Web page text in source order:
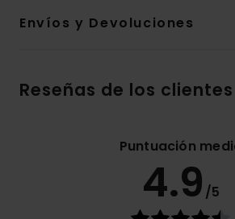
Envíos y Devoluciones
Reseñas de los clientes
Puntuación
4.9 /5